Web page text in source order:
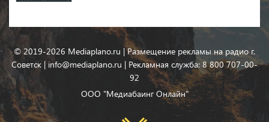
© 2019-2026 Mediaplano.ru | Размещение рекламы на радио г.
Советск | info@mediaplano.ru | Рекламная служба: 8 800 707-00-
92
ООО "Медиабаинг Онлайн"